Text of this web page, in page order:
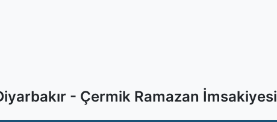
- Çermik Ramazan İmsakiyesi